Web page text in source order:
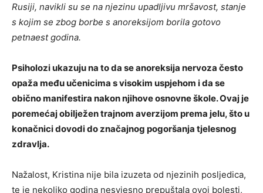
Rusiji, navikli su se na njezinu upadljivu mršavost, stanje
s kojim se zbog borbe s anoreksijom borila gotovo
petnaest godina.
Psiholozi ukazuju na to da se anoreksija nervoza često
opaža među učenicima s visokim uspjehom i da se
obično manifestira nakon njihove osnovne škole. Ovaj je
poremećaj obilježen trajnom averzijom prema jelu, što u
konačnici dovodi do značajnog pogoršanja tjelesnog
zdravlja.
Nažalost, Kristina nije bila izuzeta od njezinih posljedica,
te je nekoliko godina nesvjesno prepuštala ovoj bolesti,